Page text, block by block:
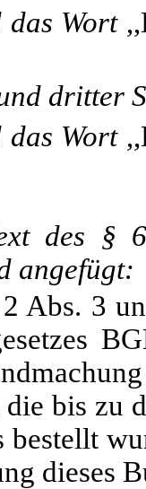
Wort
dritter
Wort
des §
angefügt:
Abs. 3
bis zu
dieses